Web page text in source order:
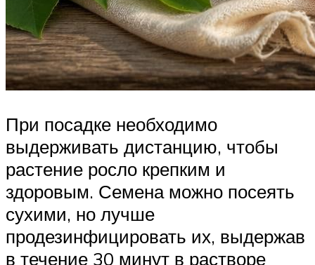
При посадке необходимо
выдерживать дистанцию, чтобы
растение росло крепким и
здоровым. Семена можно посеять
сухими, но лучше
продезинфицировать их, выдержав
в течение 30 минут в растворе